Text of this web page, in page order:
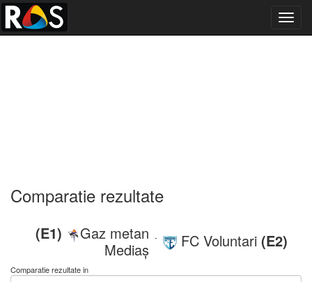
Comparatie rezultate
(E1)
Gaz metan
Mediaș
- FC Voluntari (E2)
Comparatie rezultate in